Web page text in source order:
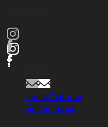
ENCONTRE-NOS
Dúvidas? Entre em
contato conosco